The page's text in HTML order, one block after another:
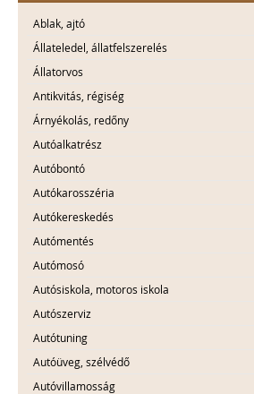
Ablak, ajtó
Állateledel, állatfelszerelés
Állatorvos
Antikvitás, régiség
Árnyékolás, redőny
Autóalkatrész
Autóbontó
Autókarosszéria
Autókereskedés
Autómentés
Autómosó
Autósiskola, motoros iskola
Autószerviz
Autótuning
Autóüveg, szélvédő
Autóvillamosság